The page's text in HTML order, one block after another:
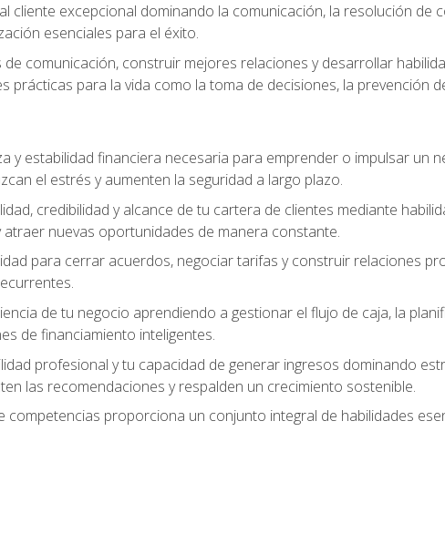
cliente excepcional dominando la comunicación, la resolución de
esenciales para el éxito.
comunicación, construir mejores relaciones y desarrollar
prácticas para la vida como la toma de decisiones, la prevención
y estabilidad financiera necesaria para emprender o impulsar un
el estrés y aumenten la seguridad a largo plazo.
credibilidad y alcance de tu cartera de clientes mediante
nuevas oportunidades de manera constante.
para cerrar acuerdos, negociar tarifas y construir relaciones
de tu negocio aprendiendo a gestionar el flujo de caja, la
de financiamiento inteligentes.
profesional y tu capacidad de generar ingresos dominando
las recomendaciones y respalden un crecimiento sostenible.
competencias proporciona un conjunto integral de habilidades